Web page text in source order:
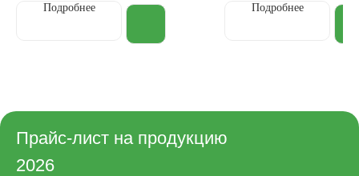
Подробнее Подробнее
Прайс-лист на продукцию
2026